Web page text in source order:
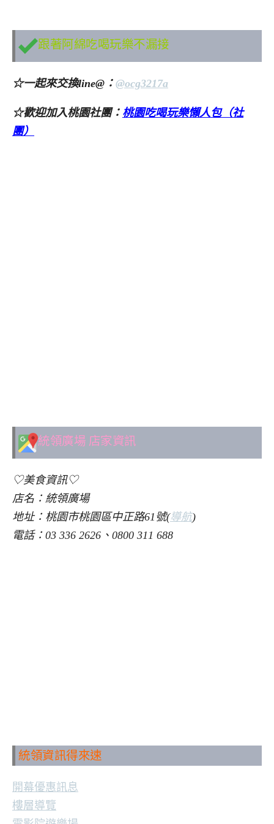
跟著阿綿吃喝玩樂不漏接
☆一起來交換line@： @ocg3217a
☆歡迎加入桃園社團： 桃園吃喝玩樂懶人包（社
團）
統領廣場 店家資訊
♡美食資訊♡
店名：統領廣場
地址：桃園市桃園區中正路61號(導航)
電話：03 336 2626、0800 311 688
統領資訊得來速
開幕優惠訊息
樓層導覽